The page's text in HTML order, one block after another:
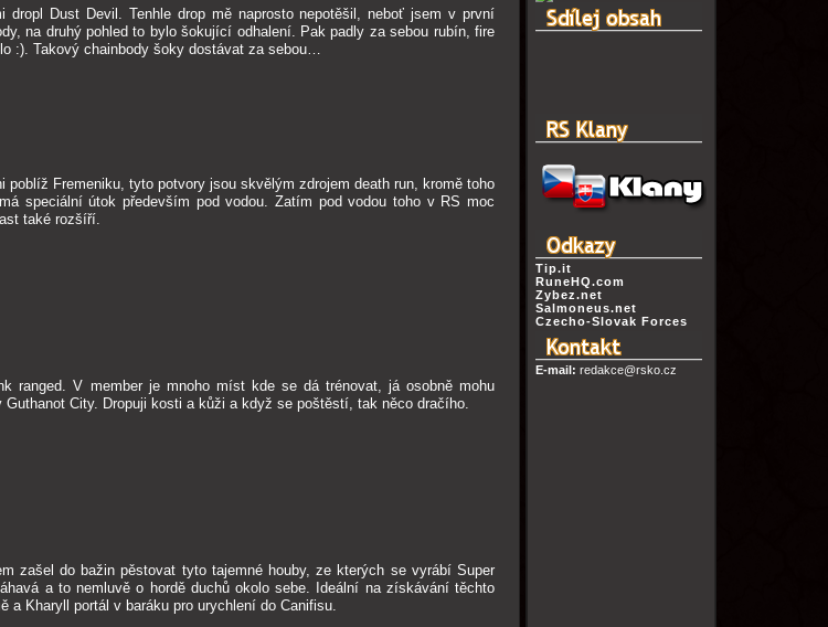
Tip.it
RuneHQ.com
Zybez.net
Salmoneus.net
Czecho-Slovak Forces
E-mail: redakce@rsko.cz
dropl Dust Devil. Tenhle drop mě naprosto nepotěšil, neboť jsem v první
na druhý pohled to bylo šokující odhalení. Pak padly za sebou rubín, fire
:). Takový chainbody šoky dostávat za sebou…
poblíž Fremeniku, tyto potvory jsou skvělým zdrojem death run, kromě toho
speciální útok především pod vodou. Zatím pod vodou toho v RS moc
také rozšíří.
ranged. V member je mnoho míst kde se dá trénovat, já osobně mohu
Guthanot City. Dropuji kosti a kůži a když se poštěstí, tak něco dračího.
zašel do bažin pěstovat tyto tajemné houby, ze kterých se vyrábí Super
a to nemluvě o hordě duchů okolo sebe. Ideální na získávání těchto
a Kharyll portál v baráku pro urychlení do Canifisu.